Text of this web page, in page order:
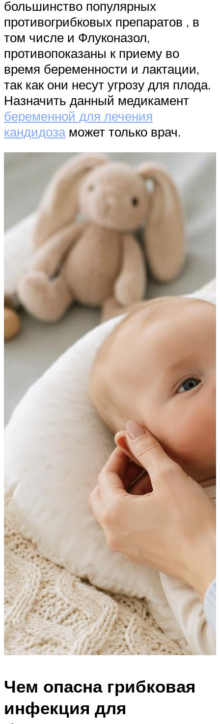
большинство популярных
противогрибковых препаратов , в
том числе и Флуконазол,
противопоказаны к приему во
время беременности и лактации,
так как они несут угрозу для плода.
Назначить данный медикамент
беременной для лечения
кандидозаможет только врач.
Чем опасна грибковая
инфекция для